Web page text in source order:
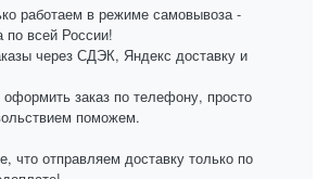
работаем в режиме самовывоза -
по всей России!
через СДЭК, Яндекс доставку и
заказ по телефону, просто
поможем.
что отправляем доставку только по